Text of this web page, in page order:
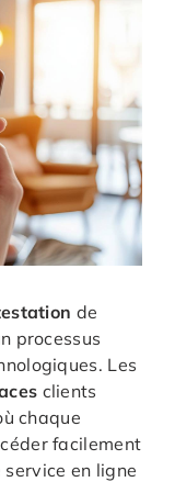
de
processus
Les
clients
chaque
facilement
service en ligne